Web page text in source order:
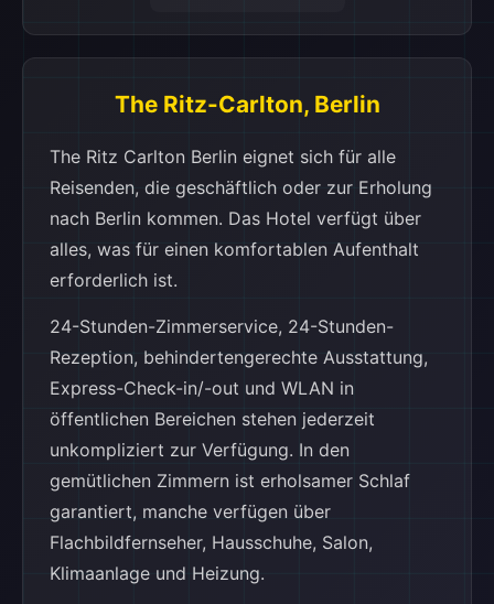
The Ritz-Carlton, Berlin
The Ritz Carlton Berlin eignet sich für alle
Reisenden, die geschäftlich oder zur Erholung
nach Berlin kommen. Das Hotel verfügt über
alles, was für einen komfortablen Aufenthalt
erforderlich ist.
24-Stunden-Zimmerservice, 24-Stunden-
Rezeption, behindertengerechte Ausstattung,
Express-Check-in/-out und WLAN in
öffentlichen Bereichen stehen jederzeit
unkompliziert zur Verfügung. In den
gemütlichen Zimmern ist erholsamer Schlaf
garantiert, manche verfügen über
Flachbildfernseher, Hausschuhe, Salon,
Klimaanlage und Heizung.